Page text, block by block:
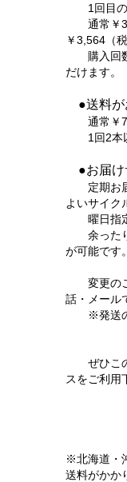
1回目の
通常￥
￥3,564（税
購入回数
だけます。
●送料が
通常￥
1回2本以
●お届け
定期お届
よいサイク
曜日指定
余ったり
が可能です。
変更のご
話・メール
※発送の5
ぜひこの
スをご利用
※北海道・
送料がかか